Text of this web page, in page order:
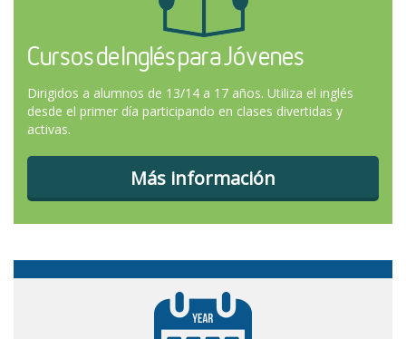
Cursos de Inglés para Jóvenes
Dirigidos a alumnos de 13/14 a 17 años. Utiliza el inglés
desde el primer día participando en clases divertidas y
activas.
Más información